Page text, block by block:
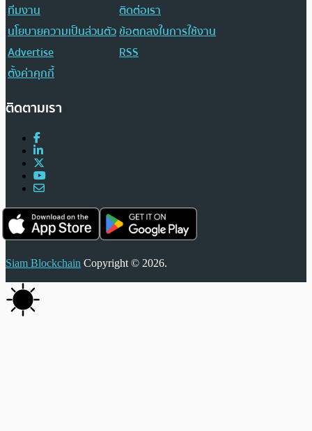
ทีมงาน
ติดต่อเรา
นโยบายความเป็นส่วนตัวข้อตกลงในการใช้งาน
Advertise
RSS
ตั้งค่าคุกกี้
ติดตามเรา
Siam Blockchain Copyright © 2026.